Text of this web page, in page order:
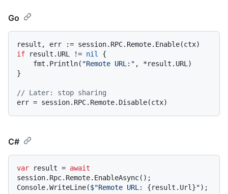
Go
if result.URL != nil {
    fmt.Println(
"Remote URL:" , *result.URL)
}
// Later: stop sharing
C#
var result = await
session.Rpc.Remote.EnableAsync();
Console.WriteLine($"Remote URL: {result.Url}");